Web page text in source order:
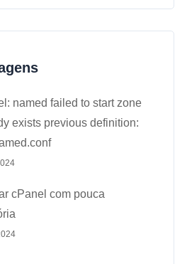
named failed to start zone
exists previous definition:
cPanel com pouca